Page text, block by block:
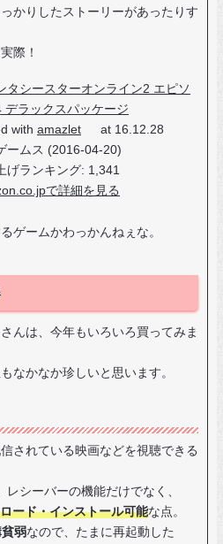
かりしたストーリーがあったりす
際！
タシースターオンライン2 エピソ
デラックスパッケージ
with amazlet
at 16.12.28
ームス (2016-04-20)
げランキング: 1,341
で詳細を見る
ゲームかわっかんねぇな。
んは、今年もいろいろ買ってみま
なかなか珍しいと思います。
されている映画などを視聴できる
シーバーの機能だけでなく、
ード・インストール可能な点。
弱なので、たまに再起動した